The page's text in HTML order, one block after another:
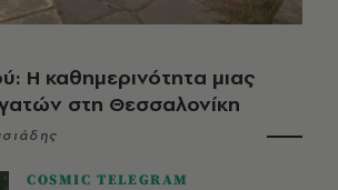
Η καθημερινότητα μιας
γατών στη Θεσσαλονίκη
COSMIC TELEGRAM